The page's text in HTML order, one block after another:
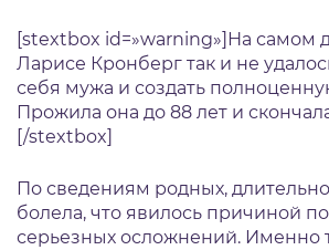
[stextbox id=»warning»]На самом
Ларисе Кронберг так и не
себя мужа и создать
Прожила она до 88 лет и
[/stextbox]
По сведениям родных,
болела, что явилось причиной
серьезных осложнений. Именно